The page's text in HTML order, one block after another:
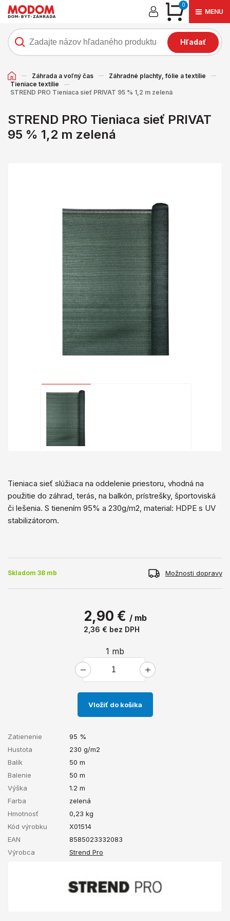
0
MENU
Hľadať
Záhrada a voľný čas
Záhradné plachty, fólie a textílie
Tieniace textílie
STREND PRO Tieniaca sieť PRIVAT 95 % 1,2 m zelená
STREND PRO Tieniaca sieť PRIVAT
95 % 1,2 m zelená
Tieniaca sieť slúžiaca na oddelenie priestoru, vhodná na
použitie do záhrad, terás, na balkón, prístrešky, športoviská
či lešenia. S tienením 95% a 230g/m2, material: HDPE s UV
stabilizátorom.
Skladom 38 mb Možnosti dopravy
2,90 € / mb
2,36 € bez DPH
1 mb
Vložiť do košíka
Zatienenie
95 %
Hustota
230 g/m2
Balík
50 m
Balenie
50 m
Výška
1.2 m
Farba
zelená
Hmotnosť
0,23 kg
Kód výrobku
X01514
EAN
8585023332083
Výrobca
Strend Pro